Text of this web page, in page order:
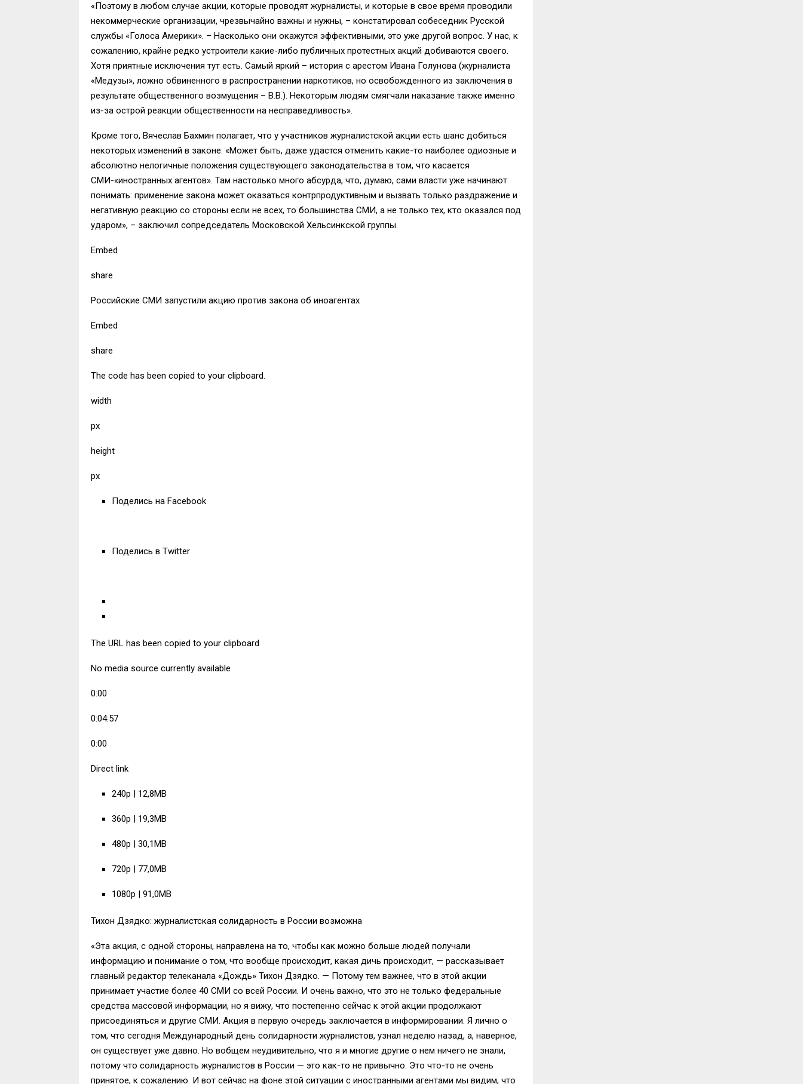
«Поэтому в любом случае акции, которые проводят журналисты, и которые в свое время проводили
некоммерческие организации, чрезвычайно важны и нужны, – констатировал собеседник Русской
службы «Голоса Америки». – Насколько они окажутся эффективными, это уже другой вопрос. У нас, к
сожалению, крайне редко устроители какие-либо публичных протестных акций добиваются своего.
Хотя приятные исключения тут есть. Самый яркий – история с арестом Ивана Голунова (журналиста
«Медузы», ложно обвиненного в распространении наркотиков, но освобожденного из заключения в
результате общественного возмущения – В.В.). Некоторым людям смягчали наказание также именно
из-за острой реакции общественности на несправедливость».
Кроме того, Вячеслав Бахмин полагает, что у участников журналистской акции есть шанс добиться
некоторых изменений в законе. «Может быть, даже удастся отменить какие-то наиболее одиозные и
абсолютно нелогичные положения существующего законодательства в том, что касается
СМИ-«иностранных агентов». Там настолько много абсурда, что, думаю, сами власти уже начинают
понимать: применение закона может оказаться контрпродуктивным и вызвать только раздражение и
негативную реакцию со стороны если не всех, то большинства СМИ, а не только тех, кто оказался под
ударом», – заключил сопредседатель Московской Хельсинкской группы.
Embed
share
Российские СМИ запустили акцию против закона об иноагентах
Embed
share
The code has been copied to your clipboard.
width
px
height
px
Поделись на Facebook
Поделись в Twitter
The URL has been copied to your clipboard
No media source currently available
0:00
0:04:57
0:00
Direct link
240p | 12,8MB
360p | 19,3MB
480p | 30,1MB
720p | 77,0MB
1080p | 91,0MB
Тихон Дзядко: журналистская солидарность в России возможна
«Эта акция, с одной стороны, направлена на то, чтобы как можно больше людей получали
информацию и понимание о том, что вообще происходит, какая дичь происходит, — рассказывает
главный редактор телеканала «Дождь» Тихон Дзядко. — Потому тем важнее, что в этой акции
принимает участие более 40 СМИ со всей России. И очень важно, что это не только федеральные
средства массовой информации, но я вижу, что постепенно сейчас к этой акции продолжают
присоединяться и другие СМИ. Акция в первую очередь заключается в информировании. Я лично о
том, что сегодня Международный день солидарности журналистов, узнал неделю назад, а, наверное,
он существует уже давно. Но вобщем неудивительно, что я и многие другие о нем ничего не знали,
потому что солидарность журналистов в России — это как-то не привычно. Это что-то не очень
принятое, к сожалению. И вот сейчас на фоне этой ситуации с иностранными агентами мы видим, что